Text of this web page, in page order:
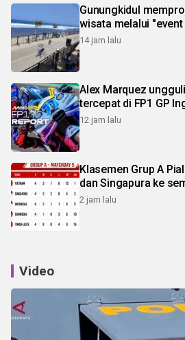
Gunungkidul
wisata melalui
14 jam lalu
Alex Marquez
tercepat di FP1 GP
12 jam lalu
Klasemen Grup A
dan Singapura ke
2 jam lalu
Video